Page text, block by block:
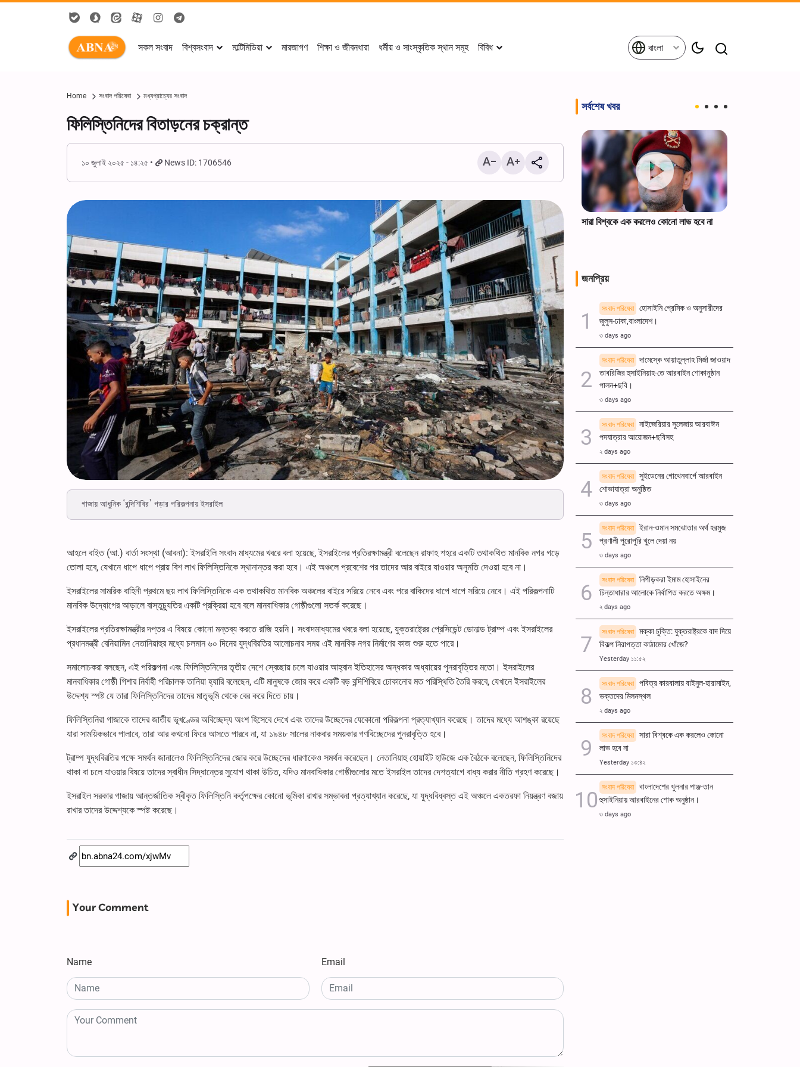
সকল সংবাদ বিশ্বসংবাদ মাল্টিমিডিয়া মারজাগণ শিক্ষা ও জীবনধারা ধর্মীয় ও সাংস্কৃতিক স্থান সমূহ বিবিধ বাংলা
Home সংবাদ পরিষেবা মধ্যপ্রাচ্যের সংবাদ
ফিলিস্তিনিদের বিতাড়নের চক্রান্ত
১০ জুলাই ২০২৫ - ১৪:২৫ News ID: 1706546
গাজায় আধুনিক ‘বন্দিশিবির’ গড়ার পরিকল্পনায় ইসরাইল
আহলে বাইত (আ.) বার্তা সংস্থা (আবনা): ইসরাইলি সংবাদ মাধ্যমের খবরে বলা হয়েছে, ইসরাইলের প্রতিরক্ষামন্ত্রী বলেছেন রাফাহ শহরে একটি তথাকথিত মানবিক নগর গড়ে
তোলা হবে, যেখানে ধাপে ধাপে প্রায় বিশ লাখ ফিলিস্তিনিকে স্থানান্তর করা হবে। এই অঞ্চলে প্রবেশের পর তাদের আর বাইরে যাওয়ার অনুমতি দেওয়া হবে না।
ইসরাইলের সামরিক বাহিনী প্রথমে ছয় লাখ ফিলিস্তিনিকে এক তথাকথিত মানবিক অঞ্চলের বাইরে সরিয়ে নেবে এবং পরে বাকিদের ধাপে ধাপে সরিয়ে নেবে। এই পরিকল্পনাটি
মানবিক উদ্যোগের আড়ালে বাস্তুচ্যুতির একটি প্রক্রিয়া হবে বলে মানবাধিকার গোষ্ঠীগুলো সতর্ক করেছে।
ইসরাইলের প্রতিরক্ষামন্ত্রীর দপ্তর এ বিষয়ে কোনো মন্তব্য করতে রাজি হয়নি। সংবাদমাধ্যমের খবরে বলা হয়েছে, যুক্তরাষ্ট্রের প্রেসিডেন্ট ডোনাল্ড ট্রাম্প এবং ইসরাইলের
প্রধানমন্ত্রী বেনিয়ামিন নেতানিয়াহুর মধ্যে চলমান ৬০ দিনের যুদ্ধবিরতির আলোচনার সময় এই মানবিক নগর নির্মাণের কাজ শুরু হতে পারে।
সমালোচকরা বলছেন, এই পরিকল্পনা এবং ফিলিস্তিনিদের তৃতীয় দেশে স্বেচ্ছায় চলে যাওয়ার আহ্বান ইতিহাসের অন্ধকার অধ্যায়ের পুনরাবৃত্তির মতো। ইসরাইলের
মানবাধিকার গোষ্ঠী গিশার নির্বাহী পরিচালক তানিয়া হ্যারি বলেছেন, এটি মানুষকে জোর করে একটি বড় বন্দিশিবিরে ঢোকানোর মত পরিস্থিতি তৈরি করবে, যেখানে ইসরাইলের
উদ্দেশ্য স্পষ্ট যে তারা ফিলিস্তিনিদের তাদের মাতৃভূমি থেকে বের করে দিতে চায়।
ফিলিস্তিনিরা গাজাকে তাদের জাতীয় ভূখণ্ডের অবিচ্ছেদ্য অংশ হিসেবে দেখে এবং তাদের উচ্ছেদের যেকোনো পরিকল্পনা প্রত্যাখ্যান করেছে। তাদের মধ্যে আশঙ্কা রয়েছে
যারা সাময়িকভাবে পালাবে, তারা আর কখনো ফিরে আসতে পারবে না, যা ‌‌‌‌১৯৪৮ সালের নাকবার সময়কার গণবিচ্ছেদের পুনরাবৃত্তি হবে।
ট্রাম্প যুদ্ধবিরতির পক্ষে সমর্থন জানালেও ফিলিস্তিনিদের জোর করে উচ্ছেদের ধারণাকেও সমর্থন করেছেন। নেতানিয়াহু হোয়াইট হাউজে এক বৈঠকে বলেছেন, ফিলিস্তিনিদের
থাকা বা চলে যাওয়ার বিষয়ে তাদের স্বাধীন সিদ্ধান্তের সুযোগ থাকা উচিত, যদিও মানবাধিকার গোষ্ঠীগুলোর মতে ইসরাইল তাদের দেশত্যাগে বাধ্য করার নীতি গ্রহণ করেছে।
ইসরাইল সরকার গাজায় আন্তর্জাতিক স্বীকৃত ফিলিস্তিনি কর্তৃপক্ষের কোনো ভূমিকা রাখার সম্ভাবনা প্রত্যাখ্যান করেছে, যা যুদ্ধবিধ্বস্ত এই অঞ্চলে একতরফা নিয়ন্ত্রণ বজায়
রাখার তাদের উদ্দেশ্যকে স্পষ্ট করেছে।
Your Comment
Name Email
সর্বশেষ খবর
‘ ইমাম রেযা (আ.)-এর খাদেমদের কাফেলার পক্ষ
থেকে বাইনুল-হারামাইনে শোকানুষ্ঠান।
সারা বিশ্বকে এক করলেও কোনো লাভ হবে না
জনপ্রিয়
সংবাদ পরিষেবা
হোসাইনি প্রেমিক ও অনুসারীদের
জুলুস-ঢাকা,বাংলাদেশ।
৩ days ago
সংবাদ পরিষেবা
দামেস্কে আয়াতুল্লাহ মির্জা জাওয়াদ
তাবরিজির হুসাইনিয়াহ-তে আরবাইন শোকানুষ্ঠান
পালন+ছবি।
৩ days ago
সংবাদ পরিষেবা
নাইজেরিয়ার সুলেজায় আরবাঈন
পদযাত্রার আয়োজন+ছবিসহ
২ days ago
সংবাদ পরিষেবা
সুইডেনের গোথেনবার্গে আরবাইন
শোভাযাত্রা অনুষ্ঠিত
৩ days ago
সংবাদ পরিষেবা
ইরান-ওমান সমঝোতার অর্থ হরমুজ
প্রণালী পুরোপুরি খুলে দেয়া নয়
৩ days ago
সংবাদ পরিষেবা
নিপীড়করা ইমাম হোসাইনের
চিন্তাধারার আলোকে নির্বাপিত করতে অক্ষম।
২ days ago
সংবাদ পরিষেবা
মক্কা চুক্তি: যুক্তরাষ্ট্রকে বাদ দিয়ে
বিকল্প নিরাপত্তা কাঠামোর খোঁজে?
Yesterday ১১:৫২
সংবাদ পরিষেবা
পবিত্র কারবালায় বাইনুল-হারামাইন,
ভক্তদের মিলনস্থল
২ days ago
সংবাদ পরিষেবা
সারা বিশ্বকে এক করলেও কোনো
লাভ হবে না
Yesterday ১৩:৪২
সংবাদ পরিষেবা
বাংলাদেশের খুলনার পাঞ্জ-তান
হুসাইনিয়ায় আরবাইনের শোক অনুষ্ঠান।
৩ days ago